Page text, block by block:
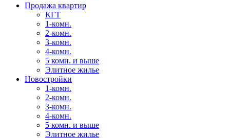
Продажа квартир
КГТ
1-комн.
2-комн.
3-комн.
4-комн.
5 комн. и выше
Элитное жилье
Новостройки
1-комн.
2-комн.
3-комн.
4-комн.
5 комн. и выше
Элитное жилье